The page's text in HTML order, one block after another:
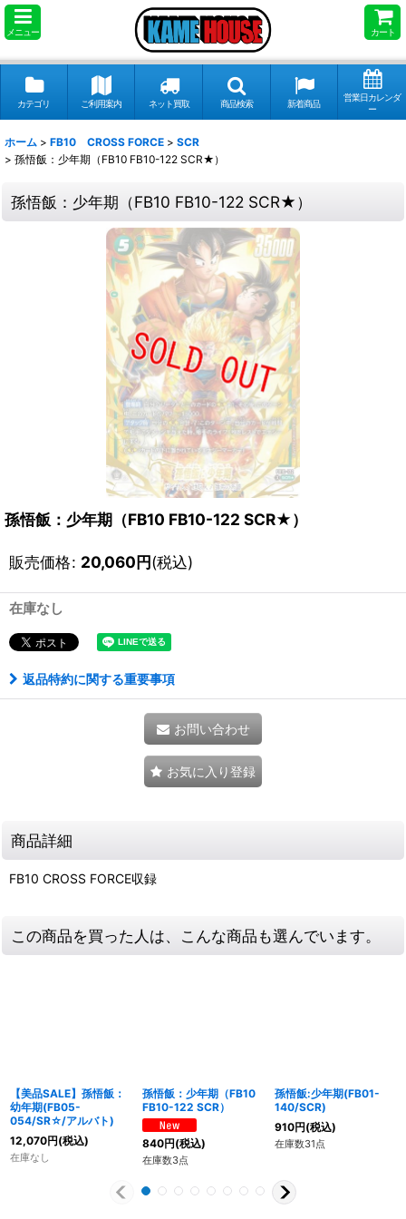
メニュー カート
カテゴリ ご利用案内 ネット買取 商品検索 新着商品
営業日カレンダ
ー
ホーム > FB10 CROSS FORCE > SCR
> 孫悟飯：少年期（FB10 FB10-122 SCR★）
孫悟飯：少年期（FB10 FB10-122 SCR★）
孫悟飯：少年期（FB10 FB10-122 SCR★）
販売価格: 20,060円(税込)
在庫なし
返品特約に関する重要事項
お問い合わせ
お気に入り登録
商品詳細
FB10 CROSS FORCE収録
この商品を買った人は、こんな商品も選んでいます。
【美品SALE】孫悟飯：
幼年期(FB05-
054/SR☆/アルバト)
12,070円(税込)
在庫なし
孫悟飯：少年期（FB10
FB10-122 SCR）
840円(税込)
在庫数3点
孫悟飯:少年期(FB01-
140/SCR)
910円(税込)
在庫数31点